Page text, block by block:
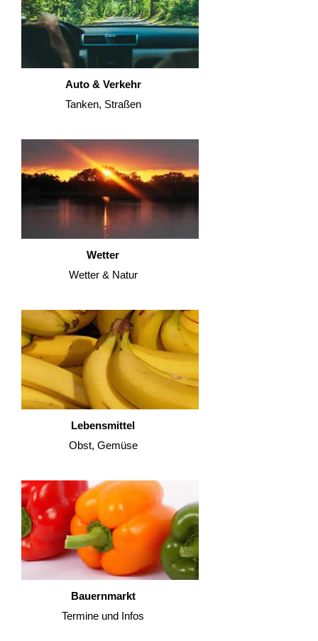
Auto & Verkehr
Tanken, Straßen
Wetter
Wetter & Natur
Lebensmittel
Obst, Gemüse
Bauernmarkt
Termine und Infos